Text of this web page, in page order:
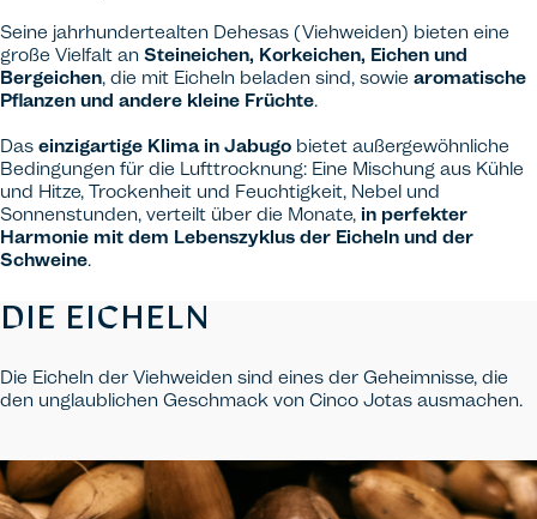
Seine jahrhundertealten Dehesas (Viehweiden) bieten eine
große Vielfalt an Steineichen, Korkeichen, Eichen und
Bergeichen, die mit Eicheln beladen sind, sowie aromatische
Pflanzen und andere kleine Früchte.
Das einzigartige Klima in Jabugo bietet außergewöhnliche
Bedingungen für die Lufttrocknung: Eine Mischung aus Kühle
und Hitze, Trockenheit und Feuchtigkeit, Nebel und
Sonnenstunden, verteilt über die Monate, in perfekter
Harmonie mit dem Lebenszyklus der Eicheln und der
Schweine.
DIE EICHELN
Die Eicheln der Viehweiden sind eines der Geheimnisse, die
den unglaublichen Geschmack von Cinco Jotas ausmachen.